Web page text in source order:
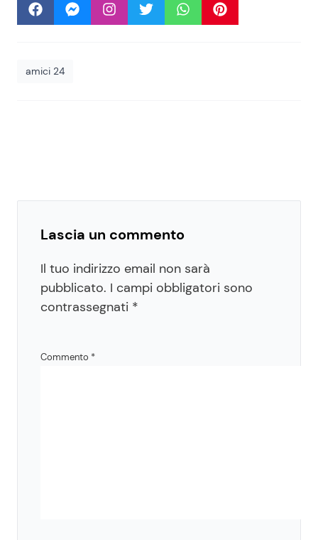
amici 24
Lascia un commento
Il tuo indirizzo email non sarà
pubblicato. I campi obbligatori sono
contrassegnati *
Commento *